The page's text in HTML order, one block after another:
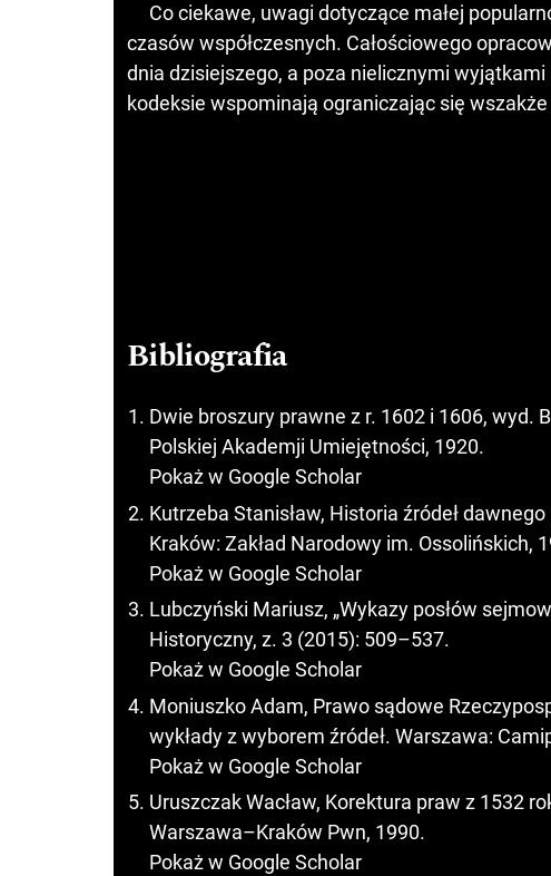
Co ciekawe, uwagi dotyczące małej
czasów współczesnych. Całościowego
dnia dzisiejszego, a poza nielicznymi
kodeksie wspominają ograniczając się
Bibliografia
Dwie broszury prawne z r. 1602 i 1606, wyd.
Polskiej Akademji Umiejętności, 1920.
Pokaż w Google Scholar
Kutrzeba Stanisław, Historia źródeł
Kraków: Zakład Narodowy im. Ossolińskich,
Pokaż w Google Scholar
Lubczyński Mariusz, „Wykazy posłów
Historyczny, z. 3 (2015): 509–537.
Pokaż w Google Scholar
Moniuszko Adam, Prawo sądowe
wykłady z wyborem źródeł. Warszawa:
Pokaż w Google Scholar
Uruszczak Wacław, Korektura praw z 1532
Warszawa–Kraków Pwn, 1990.
Pokaż w Google Scholar